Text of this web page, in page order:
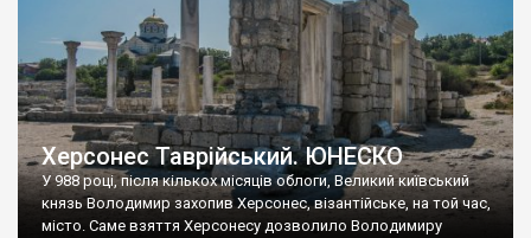
Херсонес Таврійський. ЮНЕСКО
У 988 році, після кількох місяців облоги, Великий київський
князь Володимир захопив Херсонес, візантійське, на той час,
місто. Саме взяття Херсонесу дозволило Володимиру